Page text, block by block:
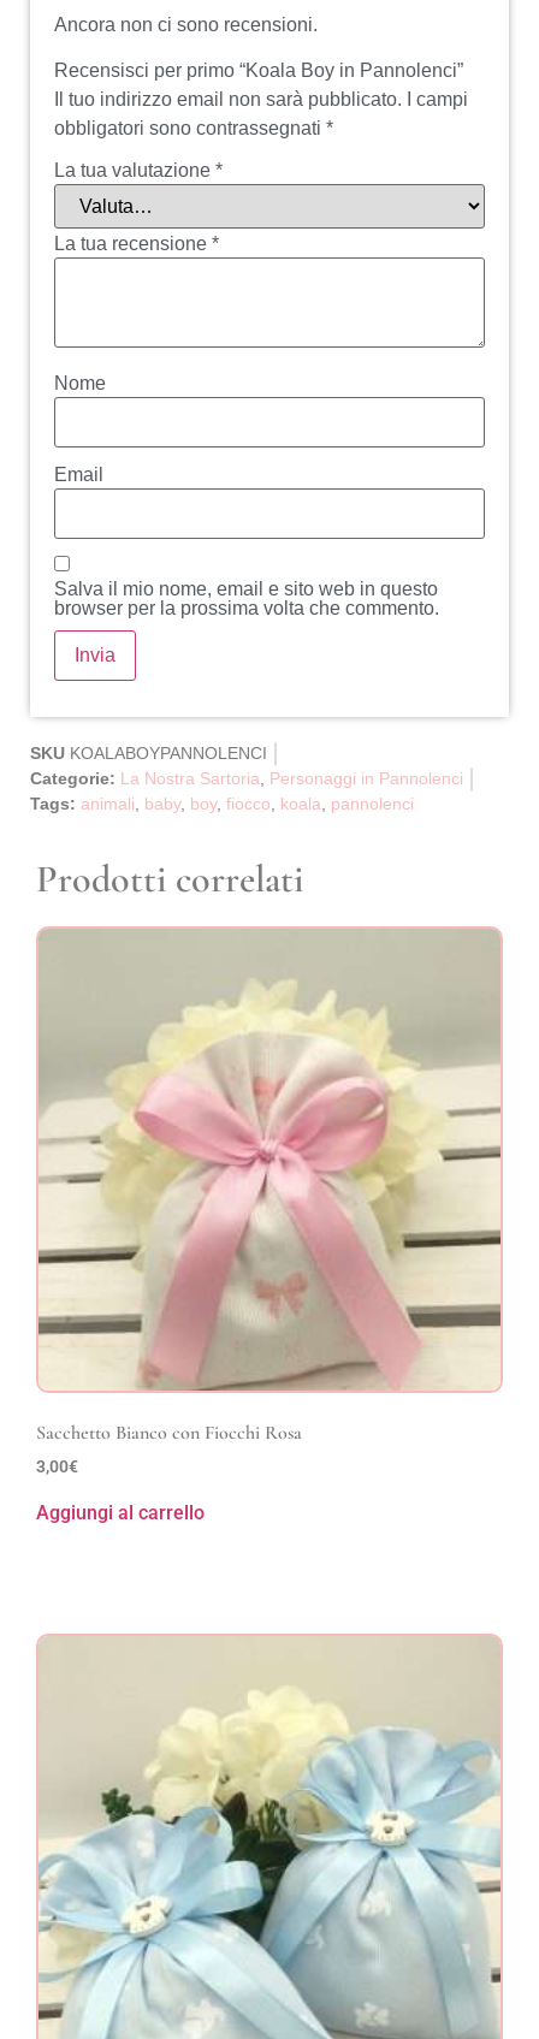
Ancora non ci sono recensioni.
Recensisci per primo “Koala Boy in Pannolenci”
Il tuo indirizzo email non sarà pubblicato.
I campi
obbligatori sono contrassegnati *
La tua valutazione *
La tua recensione *
Nome
Email
Salva il mio nome, email e sito web in questo
browser per la prossima volta che commento.
SKU KOALABOYPANNOLENCI
Categorie: La Nostra Sartoria
Personaggi in Pannolenci
Tags: animali baby, boy, fiocco koala pannolenci
Prodotti correlati
Sacchetto Bianco con Fiocchi Rosa
3,00€
Aggiungi al carrello